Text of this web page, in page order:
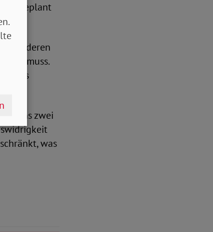
geplant
deren
muss.
das
zwei
was